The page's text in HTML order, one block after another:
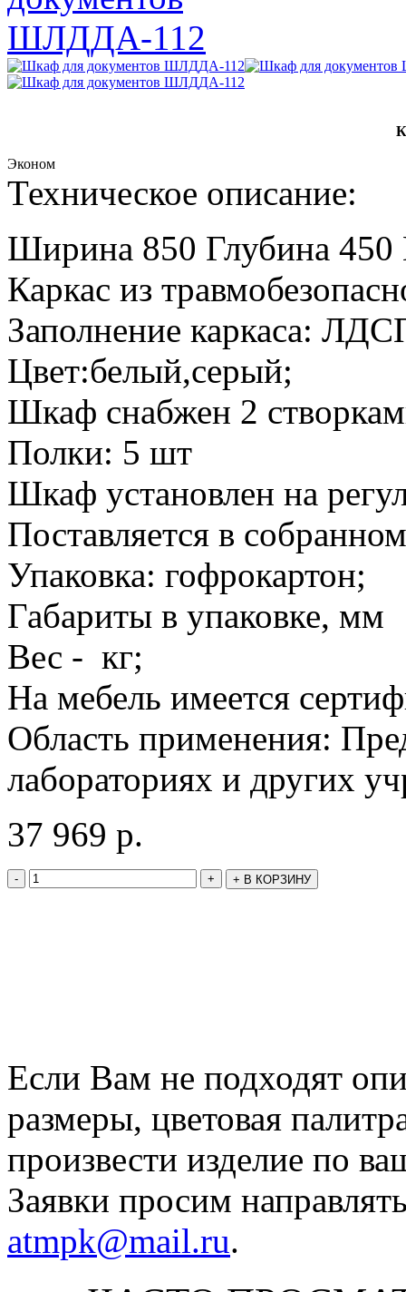
Эконом
Техническое описание:
Ширина 850 Глубина 450
Каркас из
Заполнение каркаса:
Цвет:белый,серый;
Шкаф снабжен 2
Полки: 5 шт
Шкаф установлен на
Поставляется в
Упаковка: гофрокартон;
Габариты в упаковке, мм
Вес - кг;
На мебель имеется
Область применения:
лабораториях и других
37 969 р.
- + + В КОРЗИНУ
Если Вам не подходят
размеры, цветовая
произвести изделие по
Заявки просим
atmpk@mail.ru.